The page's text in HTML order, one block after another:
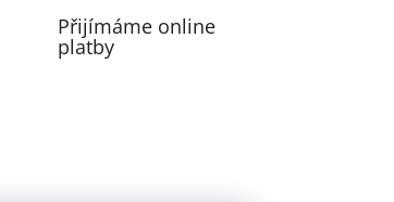
Přijímáme online
platby